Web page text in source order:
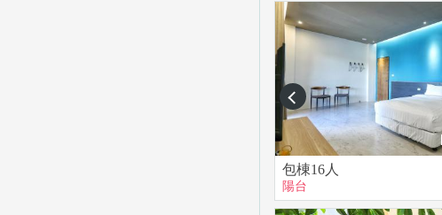
prev
包棟16人
陽台